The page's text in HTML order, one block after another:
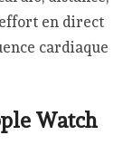
effort en direct
cardiaque
Watch